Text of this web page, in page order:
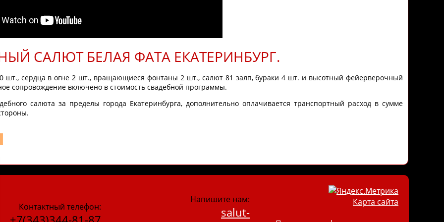
САЛЮТ БЕЛАЯ ФАТА ЕКАТЕРИНБУРГ.
шт., сердца в огне 2 шт., вращающиеся фонтаны 2 шт., салют 81 залп, бураки 4 шт. и высотный фейерверочный
сопровождение включено в стоимость свадебной программы.
салюта за пределы города Екатеринбурга, дополнительно оплачивается транспортный расход в сумме
Контактный телефон:
Напишите нам:
salut-
Карта сайта